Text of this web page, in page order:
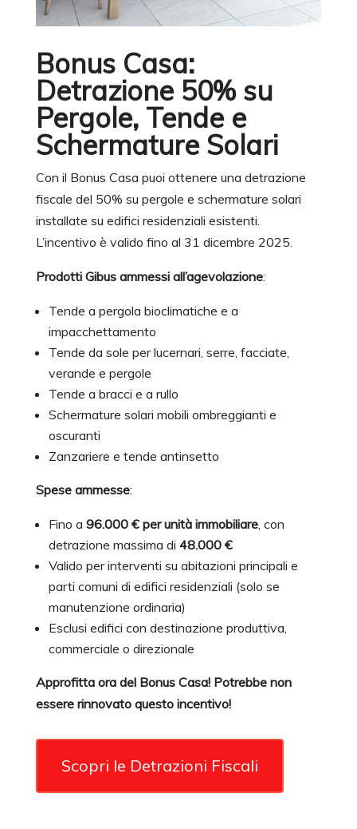
Bonus Casa:
Detrazione 50% su
Pergole, Tende e
Schermature Solari
Con il Bonus Casa puoi ottenere una detrazione
fiscale del 50% su pergole e schermature solari
installate su edifici residenziali esistenti.
L’incentivo è valido fino al 31 dicembre 2025.
Prodotti Gibus ammessi all’agevolazione:
Tende a pergola bioclimatiche e a
impacchettamento
Tende da sole per lucernari, serre, facciate,
verande e pergole
Tende a bracci e a rullo
Schermature solari mobili ombreggianti e
oscuranti
Zanzariere e tende antinsetto
Spese ammesse:
Fino a 96.000 € per unità immobiliare, con
detrazione massima di 48.000 €
Valido per interventi su abitazioni principali e
parti comuni di edifici residenziali (solo se
manutenzione ordinaria)
Esclusi edifici con destinazione produttiva,
commerciale o direzionale
Approfitta ora del Bonus Casa! Potrebbe non
essere rinnovato questo incentivo!
Scopri le Detrazioni Fiscali